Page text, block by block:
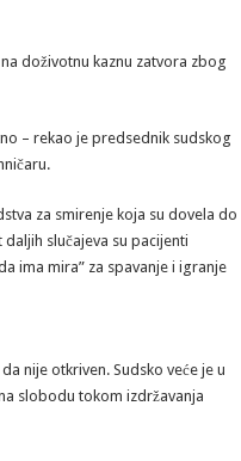
doživotnu kaznu zatvora zbog
– rekao je predsednik sudskog
za smirenje koja su dovela do
slučajeva su pacijenti
ima mira” za spavanje i igranje
nije otkriven. Sudsko veće je u
slobodu tokom izdržavanja